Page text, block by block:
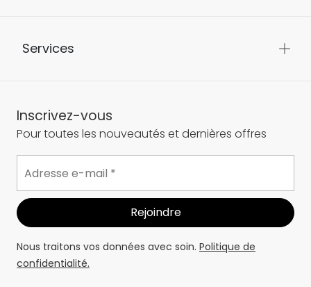
Services
Inscrivez-vous
Pour toutes les nouveautés et dernières offres
Nous traitons vos données avec soin. Politique de
confidentialité.